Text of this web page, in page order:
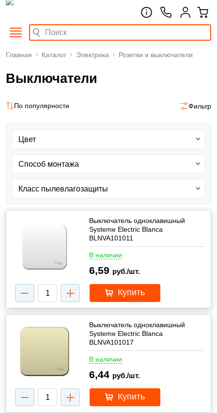
Главная Каталог Электрика Розетки и выключатели
Выключатели
По популярности Фильтр
Выключатель одноклавишный
Systeme Electric Blanca
BLNVA101011
В наличии
6,59 руб./шт.
Купить
Выключатель одноклавишный
Systeme Electric Blanca
BLNVA101017
В наличии
6,44 руб./шт.
Купить